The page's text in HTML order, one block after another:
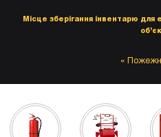
Місце зберігання інвентарю